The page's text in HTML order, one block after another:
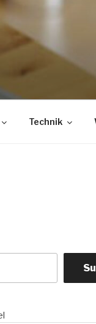
Technik